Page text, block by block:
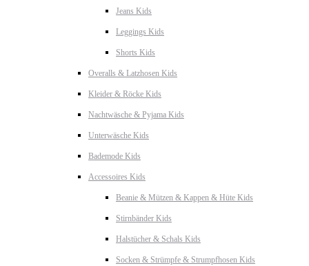
Jeans Kids
Leggings Kids
Shorts Kids
Overalls & Latzhosen Kids
Kleider & Röcke Kids
Nachtwäsche & Pyjama Kids
Unterwäsche Kids
Bademode Kids
Accessoires Kids
Beanie & Mützen & Kappen & Hüte Kids
Stirnbänder Kids
Halstücher & Schals Kids
Socken & Strümpfe & Strumpfhosen Kids